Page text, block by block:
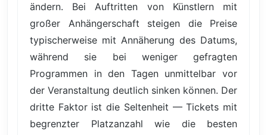
ändern. Bei Auftritten von Künstlern mit
großer Anhängerschaft steigen die Preise
typischerweise mit Annäherung des Datums,
während sie bei weniger gefragten
Programmen in den Tagen unmittelbar vor
der Veranstaltung deutlich sinken können. Der
dritte Faktor ist die Seltenheit — Tickets mit
begrenzter Platzanzahl wie die besten